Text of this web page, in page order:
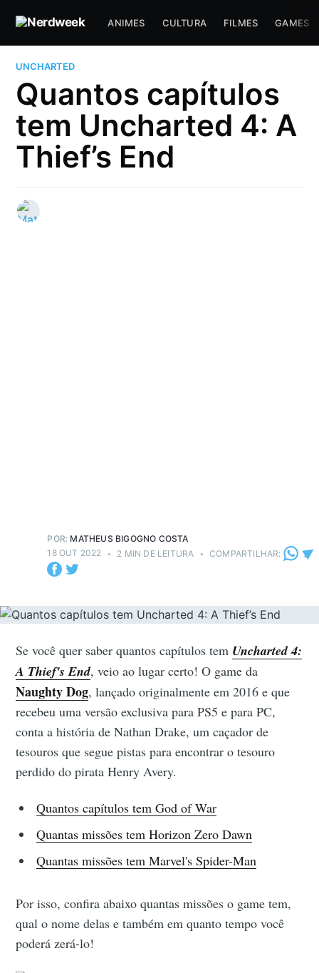
ANIMES CULTURA FILMES GAMES
UNCHARTED
Quantos capítulos
tem Uncharted 4: A
Thief’s End
POR: MATHEUS BIGOGNO COSTA
18 OUT 2022 • 2 MIN DE LEITURA • COMPARTILHAR:
Se você quer saber quantos capítulos tem Uncharted 4:
A Thief's End, veio ao lugar certo! O game da
Naughty Dog, lançado originalmente em 2016 e que
recebeu uma versão exclusiva para PS5 e para PC,
conta a história de Nathan Drake, um caçador de
tesouros que segue pistas para encontrar o tesouro
perdido do pirata Henry Avery.
Quantos capítulos tem God of War
Quantas missões tem Horizon Zero Dawn
Quantas missões tem Marvel's Spider-Man
Por isso, confira abaixo quantas missões o game tem,
qual o nome delas e também em quanto tempo você
poderá zerá-lo!